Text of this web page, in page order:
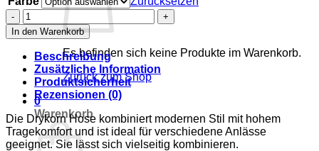
Es befinden sich keine Produkte im Warenkorb.
Zurück zum Shop
0
Warenkorb
Drykorn
Damenhose
Menge
In den Warenkorb
Beschreibung
Zusätzliche Information
Produktsicherheit
Rezensionen (0)
Die Drykorn Hose kombiniert modernen Stil mit hohem
Tragekomfort und ist ideal für verschiedene Anlässe
geeignet. Sie lässt sich vielseitig kombinieren.